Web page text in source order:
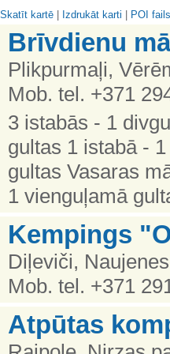
Skatīt kartē Izdrukāt karti POI fails
Brīvdienu
Plikpurmaļi,
Mob. tel. +371
3 istabās - 1
gultas 1 istabā -
gultas Vasaras
1 vienguļamā
Kempings
Diļeviči,
Mob. tel. +371
Atpūtas